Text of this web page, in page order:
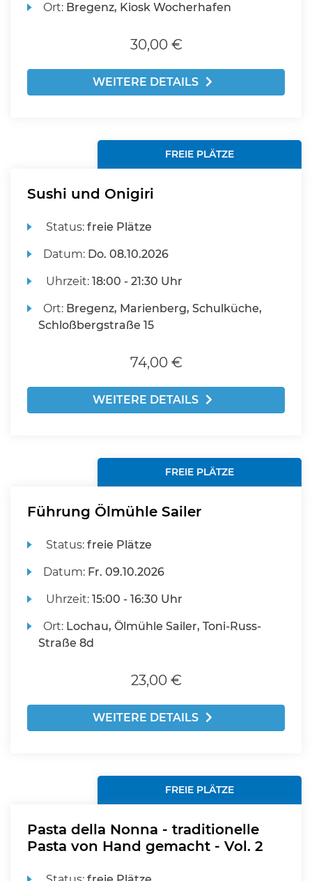
Ort: Bregenz, Kiosk Wocherhafen
30,00 €
WEITERE DETAILS
FREIE PLÄTZE
Sushi und Onigiri
Status:freie Plätze
Datum: Do. 08.10.2026
Uhrzeit:18:00 - 21:30 Uhr
Ort: Bregenz, Marienberg, Schulküche,
Schloßbergstraße 15
74,00 €
WEITERE DETAILS
FREIE PLÄTZE
Führung Ölmühle Sailer
Status:freie Plätze
Datum: Fr. 09.10.2026
Uhrzeit:15:00 - 16:30 Uhr
Ort: Lochau, Ölmühle Sailer, Toni-Russ-
Straße 8d
23,00 €
WEITERE DETAILS
FREIE PLÄTZE
Pasta della Nonna - traditionelle
Pasta von Hand gemacht - Vol. 2